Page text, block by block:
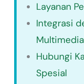
Layanan
Integrasi
Multimedia
Hubungi
Spesial